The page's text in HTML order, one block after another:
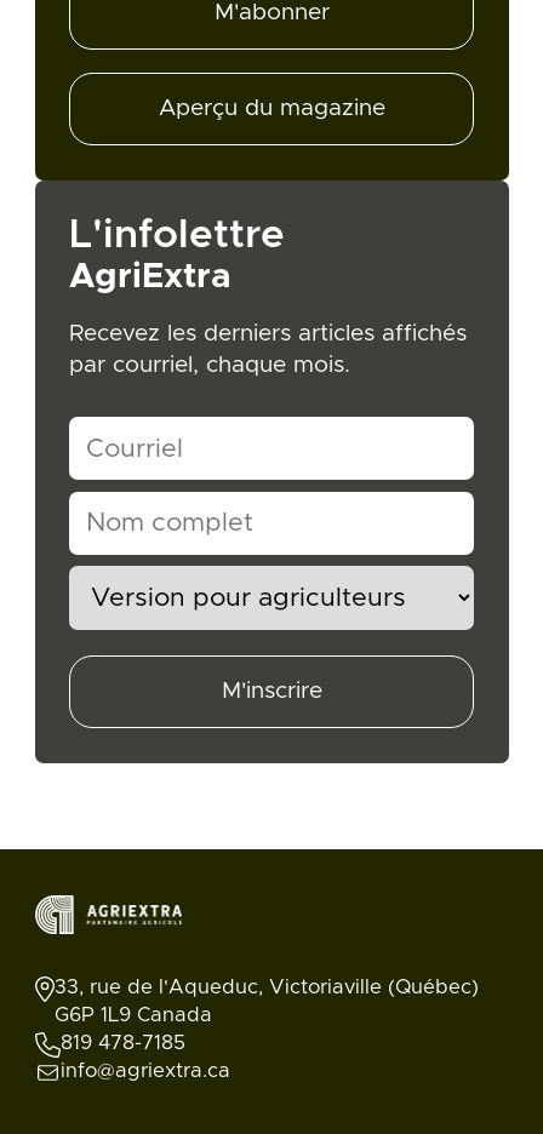
M'abonner
Aperçu du magazine
L'infolettre
AgriExtra
Recevez les derniers articles affichés
par courriel, chaque mois.
M'inscrire
33, rue de l'Aqueduc, Victoriaville (Québec)
G6P 1L9 Canada
819 478-7185
info@agriextra.ca